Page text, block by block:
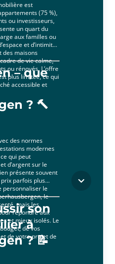
est
(75 %),
ou investisseurs,
un quart du
aux familles ou
et d’intimité.
des maisons
de vie calme,
ou rénovés. L’offre
plus limitée, ce qui
accessible et
– que
? 🔨
des normes
modernes
qui peut
d’argent sur le
présente souvent
parfois plus
personnaliser le
le
mais les
répondre aux
et mieux isolés. Le
de vos
de votre projet de
son
à
? 📝